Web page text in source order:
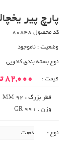
پارچ پیر
کد محصول 80848
وضعیت : ناموجود
نوع بسته بندی کادویی
قیمت : 82,000 تومان
قطر بزرگ : 92 MM
وزن : 991 GR
نوع :